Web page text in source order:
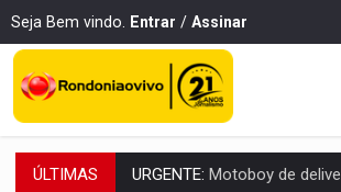
Seja Bem vindo. Entrar / Assinar
ÚLTIMAS ELEIÇÕES 2026:Ulisses Guimarães e